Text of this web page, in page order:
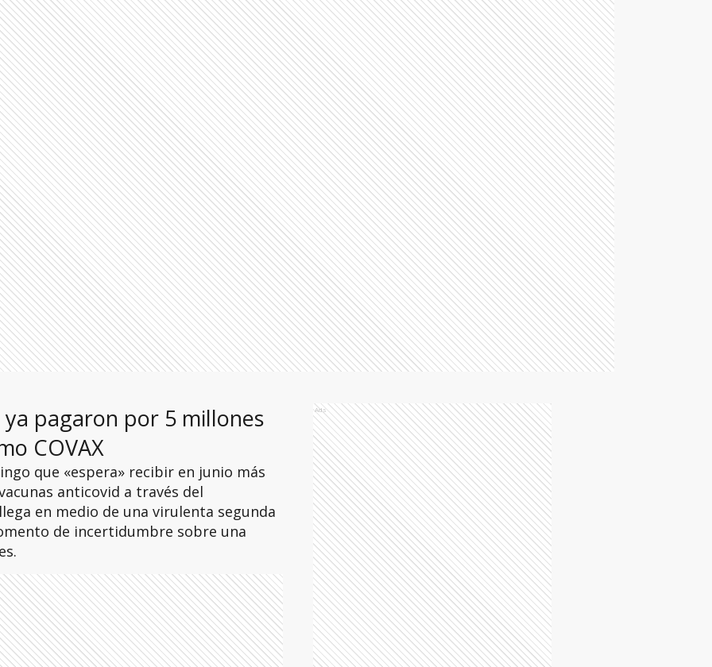
pagaron por 5 millones
COVAX
que «espera» recibir en junio más
anticovid a través del
en medio de una virulenta segunda
de incertidumbre sobre una
Ads